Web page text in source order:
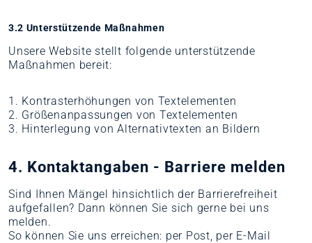
3.2 Unterstützende Maßnahmen
Unsere Website stellt folgende unterstützende
Maßnahmen bereit:
1. Kontrasterhöhungen von Textelementen
2. Größenanpassungen von Textelementen
3. Hinterlegung von Alternativtexten an Bildern
4. Kontaktangaben - Barriere melden
Sind Ihnen Mängel hinsichtlich der Barrierefreiheit
aufgefallen? Dann können Sie sich gerne bei uns
melden.
So können Sie uns erreichen: per Post, per E-Mail